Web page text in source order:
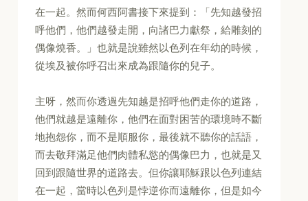
在一起。然而何西阿書接下來提到：「先知越發招
呼他們，他們越發走開，向諸巴力獻祭，給雕刻的
偶像燒香。」也就是說雖然以色列在年幼的時候，
從埃及被你呼召出來成為跟隨你的兒子。
主呀，然而你透過先知越是招呼他們走你的道路，
他們就越是遠離你，他們在面對困苦的環境時不斷
地抱怨你，而不是順服你，最後就不聽你的話語，
而去敬拜滿足他們肉體私慾的偶像巴力，也就是又
回到跟隨世界的道路去。但你讓耶穌跟以色列連結
在一起，當時以色列是悖逆你而遠離你，但是如今